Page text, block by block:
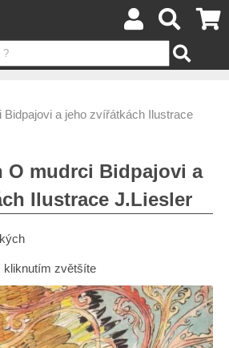
Bidpajovi a jeho zvířátkách Ilustrace
O mudrci Bidpajovi a
Ilustrace J.Liesler
kliknutím zvětšíte